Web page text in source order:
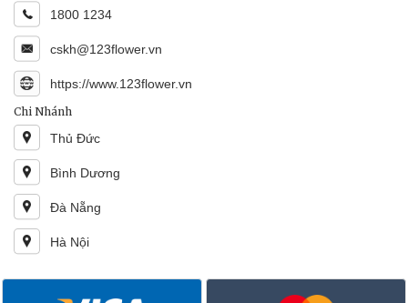
1800 1234
cskh@123flower.vn
https://www.123flower.vn
Chi Nhánh
Thủ Đức
Bình Dương
Đà Nẵng
Hà Nội